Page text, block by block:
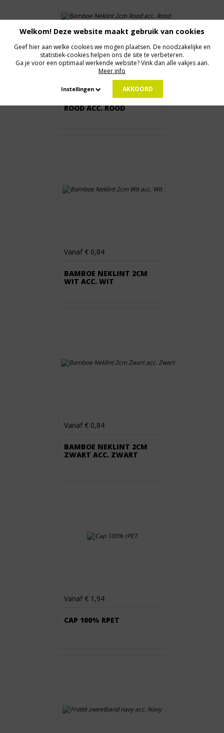
BAMBOE NEKLINT 2CM
ROOD ACC. ROOD
Vanaf € 0,84
BAMBOE NEKLINT 2CM
WIT ACC. WIT
Vanaf € 0,84
BAMBOE NEKLINT 2CM
ZWART ACC. ZWART
Vanaf € 1,94
CAP 100% RPET
Welkom! Deze website maakt gebruik van cookies
Geef hier aan welke cookies we mogen plaatsen. De noodzakelijke en
statistiek-cookies helpen ons de site te verbeteren.
Ga je voor een optimaal werkende website? Vink dan alle vakjes aan.
Meer info
Instellingen AKKOORD